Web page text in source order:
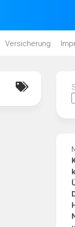
Versicherung